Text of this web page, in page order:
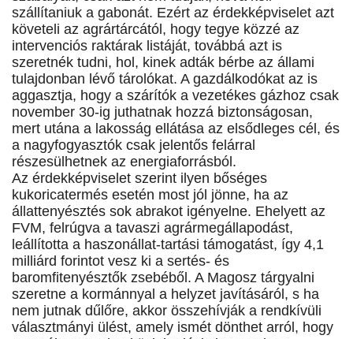
szállítaniuk a gabonát. Ezért az érdekképviselet azt
követeli az agrártárcától, hogy tegye közzé az
intervenciós raktárak listáját, továbbá azt is
szeretnék tudni, hol, kinek adták bérbe az állami
tulajdonban lévő tárolókat. A gazdálkodókat az is
aggasztja, hogy a szárítók a vezetékes gázhoz csak
november 30-ig juthatnak hozzá biztonságosan,
mert utána a lakosság ellátása az elsődleges cél, és
a nagyfogyasztók csak jelentős felárral
részesülhetnek az energiaforrásból.
Az érdekképviselet szerint ilyen bőséges
kukoricatermés esetén most jól jönne, ha az
állattenyésztés sok abrakot igényelne. Ehelyett az
FVM, felrúgva a tavaszi agrármegállapodást,
leállította a haszonállat-tartási támogatást, így 4,1
milliárd forintot vesz ki a sertés- és
baromfitenyésztők zsebéből. A Magosz tárgyalni
szeretne a kormánnyal a helyzet javításáról, s ha
nem jutnak dűlőre, akkor összehívják a rendkívüli
választmányi ülést, amely ismét dönthet arról, hogy